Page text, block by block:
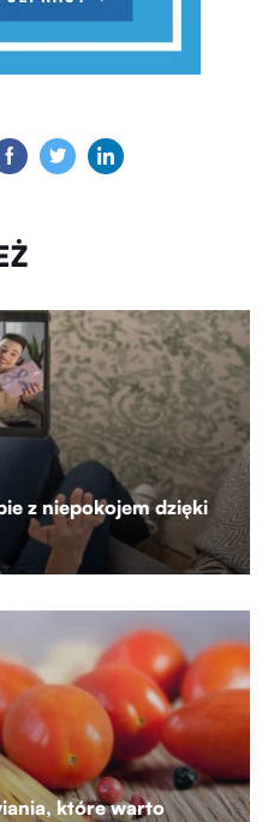
z niepokojem dzięki
które warto